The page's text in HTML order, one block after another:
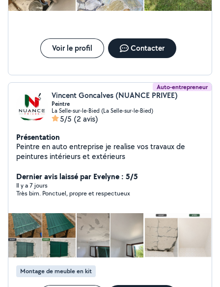
Voir le profil Contacter
Auto-entrepreneur
Vincent Goncalves (NUANCE PRIVEE)
Peintre
La Selle-sur-le-Bied (La Selle-sur-le-Bied)
5/5 (2 avis)
Présentation
Peintre en auto entreprise je realise vos travaux de
peintures intérieurs et extérieurs
Dernier avis laissé par Evelyne : 5/5
Il y a 7 jours
Très birn. Ponctuel, propre et respectueux
Montage de meuble en kit